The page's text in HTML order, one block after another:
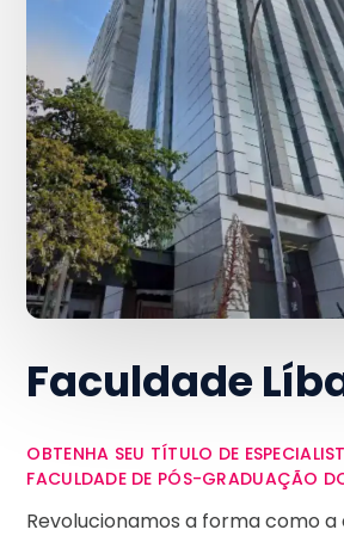
Faculdade
OBTENHA SEU TÍTULO DE
FACULDADE DE PÓS-GRADUAÇÃO
Revolucionamos a forma como